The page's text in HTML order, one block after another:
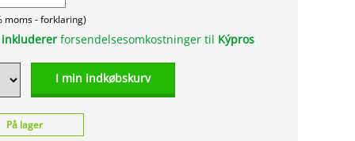
moms -forklaring)
inkluderer forsendelsesomkostninger til Kýpros
I min indkøbskurv
På lager